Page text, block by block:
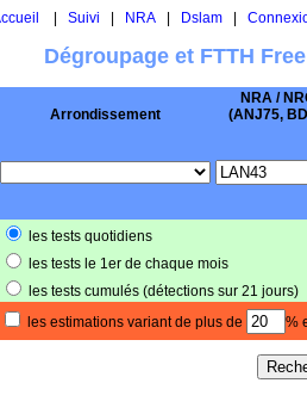
Suivi NRA| Dslam|
Dégroupage et FTTH
Arrondissement
NRA /
(ANJ75,
les tests quotidiens
les tests le 1er de chaque mois
les tests cumulés (détections sur 21 jours)
les estimations variant de plus de %